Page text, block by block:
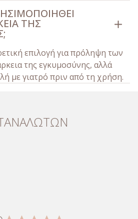
ΤΗΣ
επιλογή για πρόληψη των
της εγκυμοσύνης, αλλά
με γιατρό πριν από τη χρήση.